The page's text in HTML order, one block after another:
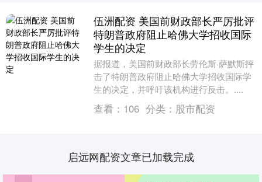
伍洲配资 美国前财政部长严厉批评
特朗普政府阻止哈佛大学招收国际
学生的决定
据报道，美国前财政部长劳伦斯·萨默斯抨
击了特朗普政府阻止哈佛大学招收国际学
生的决定，并呼吁该机构进行反击。....
查看： 106 分类： 股市配资
启远网配资文章已加载完成